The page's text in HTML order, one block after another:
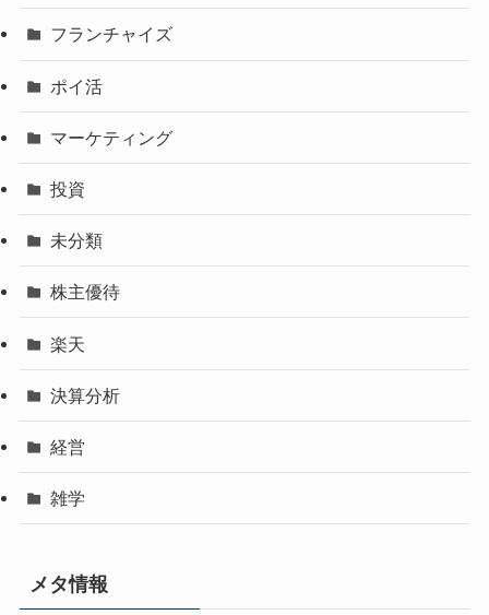
フランチャイズ
ポイ活
マーケティング
投資
未分類
株主優待
楽天
決算分析
経営
雑学
メタ情報